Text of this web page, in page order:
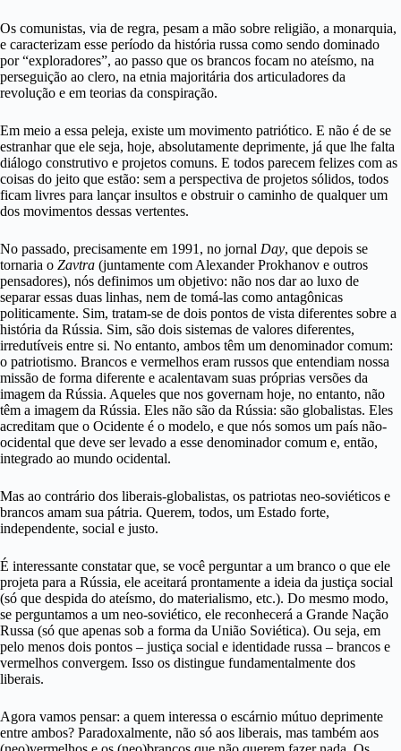
Os comunistas, via de regra, pesam a mão sobre religião, a monarquia,
e caracterizam esse período da história russa como sendo dominado
por “exploradores”, ao passo que os brancos focam no ateísmo, na
perseguição ao clero, na etnia majoritária dos articuladores da
revolução e em teorias da conspiração.
Em meio a essa peleja, existe um movimento patriótico. E não é de se
estranhar que ele seja, hoje, absolutamente deprimente, já que lhe falta
diálogo construtivo e projetos comuns. E todos parecem felizes com as
coisas do jeito que estão: sem a perspectiva de projetos sólidos, todos
ficam livres para lançar insultos e obstruir o caminho de qualquer um
dos movimentos dessas vertentes.
No passado, precisamente em 1991, no jornal Day, que depois se
tornaria o Zavtra (juntamente com Alexander Prokhanov e outros
pensadores), nós definimos um objetivo: não nos dar ao luxo de
separar essas duas linhas, nem de tomá-las como antagônicas
politicamente. Sim, tratam-se de dois pontos de vista diferentes sobre a
história da Rússia. Sim, são dois sistemas de valores diferentes,
irredutíveis entre si. No entanto, ambos têm um denominador comum:
o patriotismo. Brancos e vermelhos eram russos que entendiam nossa
missão de forma diferente e acalentavam suas próprias versões da
imagem da Rússia. Aqueles que nos governam hoje, no entanto, não
têm a imagem da Rússia. Eles não são da Rússia: são globalistas. Eles
acreditam que o Ocidente é o modelo, e que nós somos um país não-
ocidental que deve ser levado a esse denominador comum e, então,
integrado ao mundo ocidental.
Mas ao contrário dos liberais-globalistas, os patriotas neo-soviéticos e
brancos amam sua pátria. Querem, todos, um Estado forte,
independente, social e justo.
É interessante constatar que, se você perguntar a um branco o que ele
projeta para a Rússia, ele aceitará prontamente a ideia da justiça social
(só que despida do ateísmo, do materialismo, etc.). Do mesmo modo,
se perguntamos a um neo-soviético, ele reconhecerá a Grande Nação
Russa (só que apenas sob a forma da União Soviética). Ou seja, em
pelo menos dois pontos – justiça social e identidade russa – brancos e
vermelhos convergem. Isso os distingue fundamentalmente dos
liberais.
Agora vamos pensar: a quem interessa o escárnio mútuo deprimente
entre ambos? Paradoxalmente, não só aos liberais, mas também aos